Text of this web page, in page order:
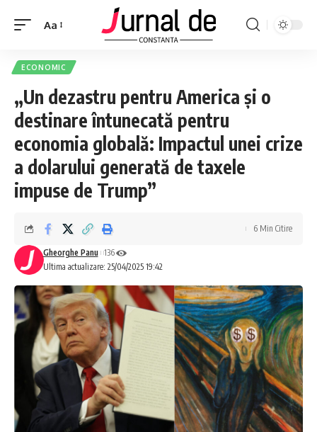
Aa
ECONOMIC
„Un dezastru pentru America și o
destinare întunecată pentru
economia globală: Impactul unei crize
a dolarului generată de taxele
impuse de Trump”
Ultima actualizare: 25/04/2025 19:42
Gheorghe Panu 136
6 Min Citire